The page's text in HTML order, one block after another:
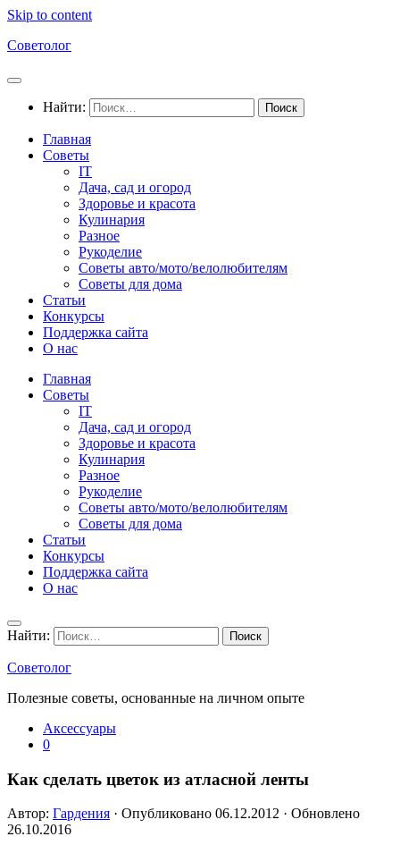
Skip to content
Советолог
Найти:
Главная
Советы
IT
Дача, сад и огород
Здоровье и красота
Кулинария
Разное
Рукоделие
Советы авто/мото/велолюбителям
Советы для дома
Статьи
Конкурсы
Поддержка сайта
О нас
Главная
Советы
IT
Дача, сад и огород
Здоровье и красота
Кулинария
Разное
Рукоделие
Советы авто/мото/велолюбителям
Советы для дома
Статьи
Конкурсы
Поддержка сайта
О нас
Найти:
Советолог
Полезные советы, основанные на личном опыте
Аксессуары
0
Как сделать цветок из атласной ленты
Автор: Гардения · Опубликовано 06.12.2012 · Обновлено
26.10.2016